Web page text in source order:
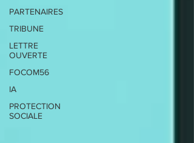
PARTENAIRES
TRIBUNE
LETTRE
OUVERTE
FOCOM56
IA
PROTECTION
SOCIALE